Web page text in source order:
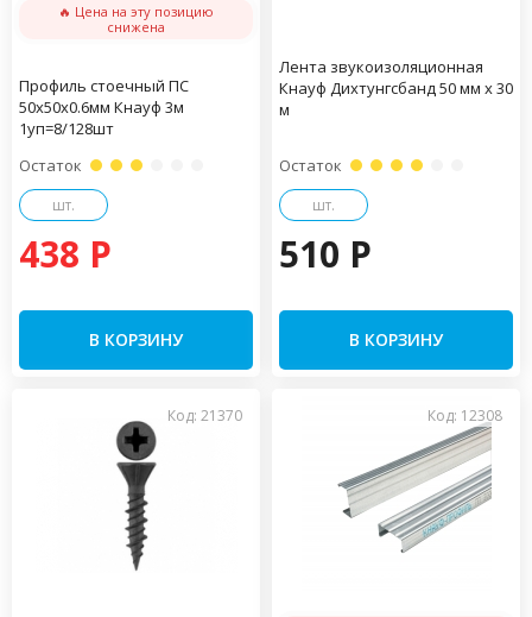
🔥 Цена на эту позицию
снижена
Профиль стоечный ПС
50х50х0.6мм Кнауф 3м
1уп=8/128шт
Остаток
шт.
438 P
В КОРЗИНУ
Лента звукоизоляционная
Кнауф Дихтунгсбанд 50 мм х 30
м
Остаток
шт.
510 P
В КОРЗИНУ
Код: 21370 Код: 12308